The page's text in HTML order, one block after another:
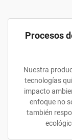
Procesos
Nuestra
tecnologías
impacto
enfoque no
también